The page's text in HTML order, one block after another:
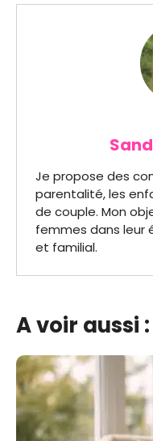
Je propose des
parentalité, les
de couple. Mon
femmes dans leur
et familial.
A voir aussi :